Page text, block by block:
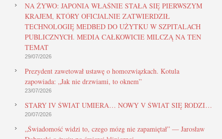
NA ŻYWO: JAPONIA WŁAŚNIE STAŁA SIĘ PIERWSZYM
KRAJEM, KTÓRY OFICJALNIE ZATWIERDZIŁ
TECHNOLOGIĘ MEDBED DO UŻYTKU W SZPITALACH
PUBLICZNYCH. MEDIA CAŁKOWICIE MILCZĄ NA TEN
TEMAT
29/07/2026
Prezydent zawetował ustawę o homozwiązkach. Kotula
zapowiada: „Jak nie drzwiami, to oknem”
23/07/2026
STARY IV ŚWIAT UMIERA… NOWY V ŚWIAT SIĘ RODZI…
20/07/2026
„Świadomość widzi to, czego mózg nie zapamiętał” — Jarosław